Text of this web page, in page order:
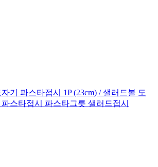
기 파스타접시 1P (23cm) / 샐러드볼 도
스타접시 파스타그릇 샐러드접시